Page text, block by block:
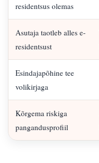
residentsus olemas
Asutaja taotleb alles e-
residentsust
Esindajapõhine tee
volikirjaga
Kõrgema riskiga
pangandusprofiil